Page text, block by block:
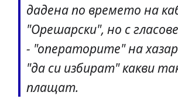
дадена по времето на
"Орешарски", но с
- "операторите" на
"да си избират" какви
плащат.